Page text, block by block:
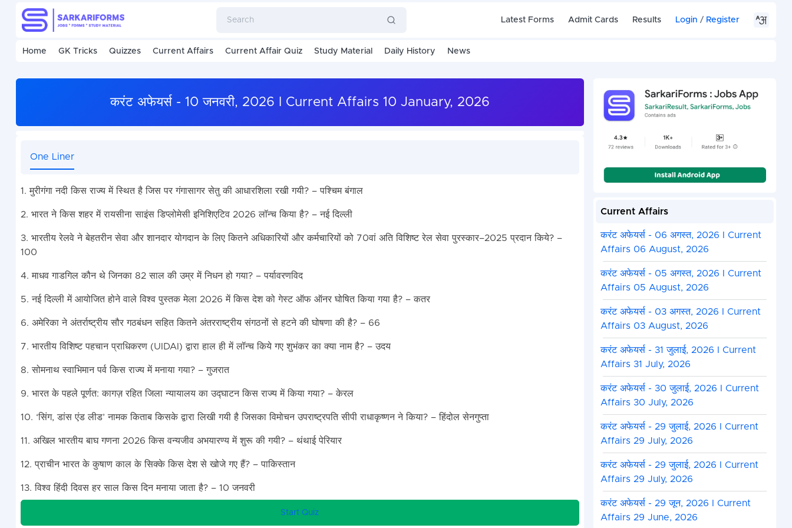
Latest Forms Admit Cards Results Login / Register
Home GK Tricks Quizzes Current Affairs Current Affair Quiz Study Material Daily History News
करंट अफेयर्स - 10 जनवरी, 2026 I Current Affairs 10 January, 2026
One Liner
1. मुरीगंगा नदी किस राज्य में स्थित है जिस पर गंगासागर सेतु की आधारशिला रखी गयी? – पश्चिम बंगाल
2. भारत ने किस शहर में रायसीना साइंस डिप्लोमेसी इनिशिएटिव 2026 लॉन्च किया है? – नई दिल्ली
3. भारतीय रेलवे ने बेहतरीन सेवा और शानदार योगदान के लिए कितने अधिकारियों और कर्मचारियों को 70वां अति विशिष्ट रेल सेवा पुरस्कार–2025 प्रदान किये? –
100
4. माधव गाडगिल कौन थे जिनका 82 साल की उम्र में निधन हो गया? – पर्यावरणविद
5. नई दिल्ली में आयोजित होने वाले विश्व पुस्तक मेला 2026 में किस देश को गेस्ट ऑफ ऑनर घोषित किया गया है? – कतर
6. अमेरिका ने अंतर्राष्ट्रीय सौर गठबंधन सहित कितने अंतरराष्ट्रीय संगठनों से हटने की घोषणा की है? – 66
7. भारतीय विशिष्ट पहचान प्राधिकरण (UIDAI) द्वारा हाल ही में लॉन्च किये गए शुभंकर का क्या नाम है? – उदय
8. सोमनाथ स्वाभिमान पर्व किस राज्य में मनाया गया? – गुजरात
9. भारत के पहले पूर्णत: कागज़ रहित जिला न्यायालय का उद्घाटन किस राज्य में किया गया? – केरल
10. ‘सिंग, डांस एंड लीड’ नामक किताब किसके द्वारा लिखी गयी है जिसका विमोचन उपराष्ट्रपति सीपी राधाकृष्णन ने किया? – हिंदोल सेनगुप्ता
11. अखिल भारतीय बाघ गणना 2026 किस वन्यजीव अभयारण्य में शुरू की गयी? – थंथाई पेरियार
12. प्राचीन भारत के कुषाण काल के सिक्के किस देश से खोजे गए हैं? – पाकिस्तान
13. विश्व हिंदी दिवस हर साल किस दिन मनाया जाता है? – 10 जनवरी
Start Quiz
Current Affairs
करंट अफेयर्स - 06 अगस्त, 2026 I Current
Affairs 06 August, 2026
करंट अफेयर्स - 05 अगस्त, 2026 I Current
Affairs 05 August, 2026
करंट अफेयर्स - 03 अगस्त, 2026 I Current
Affairs 03 August, 2026
करंट अफेयर्स - 31 जुलाई, 2026 I Current
Affairs 31 July, 2026
करंट अफेयर्स - 30 जुलाई, 2026 I Current
Affairs 30 July, 2026
करंट अफेयर्स - 29 जुलाई, 2026 I Current
Affairs 29 July, 2026
करंट अफेयर्स - 29 जुलाई, 2026 I Current
Affairs 29 July, 2026
करंट अफेयर्स - 29 जून, 2026 I Current
Affairs 29 June, 2026